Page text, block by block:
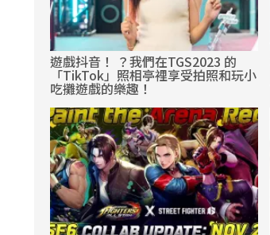
遊戲抖音！ ？我們在TGS2023 的
「TikTok」照相亭裡享受拍照和玩小
吃攤遊戲的樂趣！